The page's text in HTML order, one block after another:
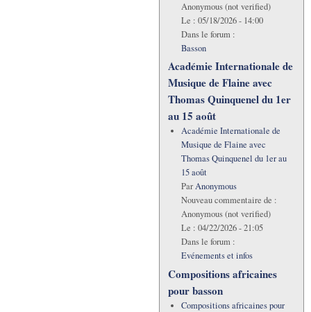
Anonymous (not verified)
Le : 05/18/2026 - 14:00
Dans le forum :
Basson
Académie Internationale de
Musique de Flaine avec
Thomas Quinquenel du 1er
au 15 août
Académie Internationale de
Musique de Flaine avec
Thomas Quinquenel du 1er au
15 août
ParAnonymous
Nouveau commentaire de :
Anonymous (not verified)
Le : 04/22/2026 - 21:05
Dans le forum :
Evénements et infos
Compositions africaines
pour basson
Compositions africaines pour